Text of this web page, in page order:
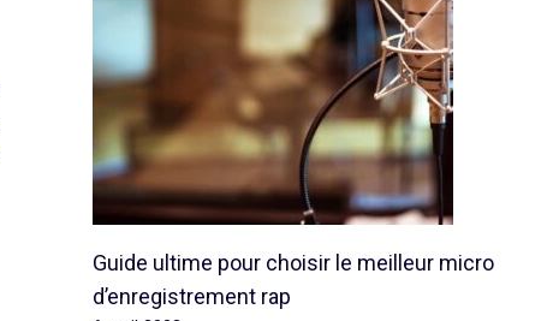
Guide ultime pour choisir le meilleur micro
d’enregistrement rap